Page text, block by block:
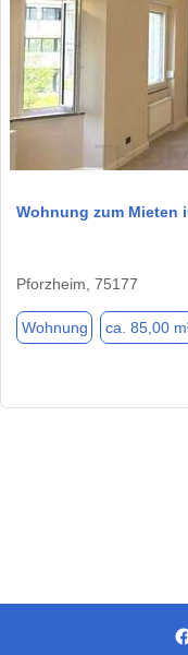
Wohnung zum Mieten
Pforzheim, 75177
Wohnung ca. 85,00